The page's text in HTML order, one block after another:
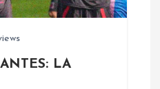
LA